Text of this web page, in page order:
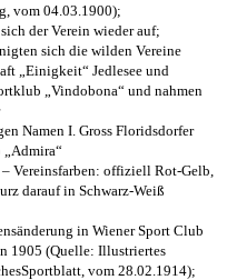
vom 04.03.1900);
der Verein wieder auf;
sich die wilden Vereine
„Einigkeit“ Jedlesee und
„Vindobona“ und nahmen
Namen I. Gross Floridsdorfer
Vereinsfarben: offiziell Rot-Gelb,
darauf in Schwarz-Weiß
in Wiener Sport Club
1905 (Quelle: Illustriertes
vom 28.02.1914);